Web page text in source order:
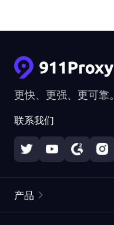
更快、更强、更可靠。
联系我们
产品